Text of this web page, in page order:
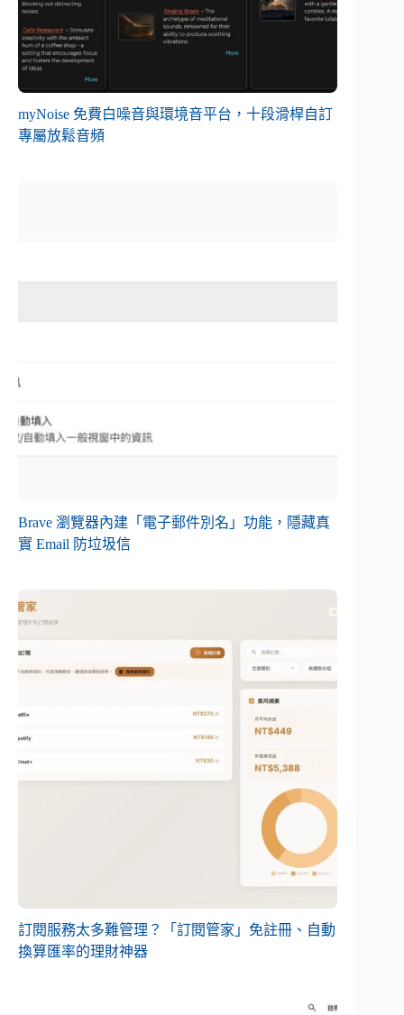
myNoise 免費白噪音與環境音平台，十段滑桿自訂
專屬放鬆音頻
Brave 瀏覽器內建「電子郵件別名」功能，隱藏真
實 Email 防垃圾信
訂閱服務太多難管理？「訂閱管家」免註冊、自動
換算匯率的理財神器